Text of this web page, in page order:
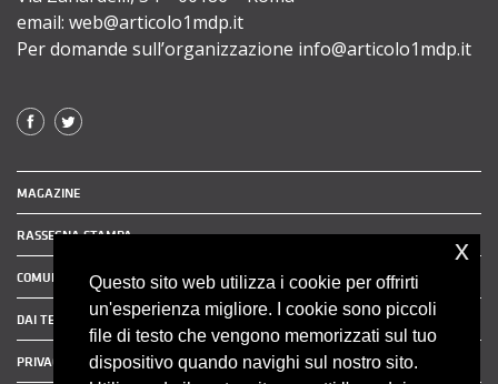
email: web@articolo1mdp.it
Per domande sull’organizzazione info@articolo1mdp.it
MAGAZINE
RASSEGNA STAMPA
COMUNICATI STAMPA
DAI TERRITORI
PRIVACY POLICY
Questo sito web utilizza i cookie per offrirti
un'esperienza migliore. I cookie sono piccoli
file di testo che vengono memorizzati sul tuo
dispositivo quando navighi sul nostro sito.
x